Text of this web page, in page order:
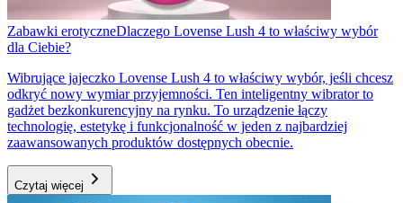
Zabawki erotyczneDlaczego Lovense Lush 4 to właściwy wybór
dla Ciebie?
Wibrujące jajeczko Lovense Lush 4 to właściwy wybór, jeśli chcesz
odkryć nowy wymiar przyjemności. Ten inteligentny wibrator to
gadżet bezkonkurencyjny na rynku. To urządzenie łączy
technologię, estetykę i funkcjonalność w jeden z najbardziej
zaawansowanych produktów dostępnych obecnie.
Czytaj więcej